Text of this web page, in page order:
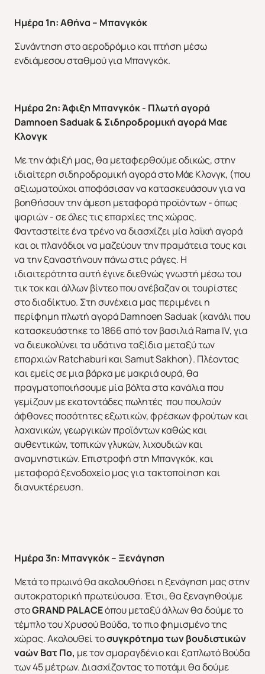
Χριστούγεννα & Πρωτοχρονιά Χειμώνας 2026/2027
Ημέρα 1η: Αθήνα – Μπανγκόκ
Συνάντηση στο αεροδρόμιο και πτήση μέσω
ενδιάμεσου σταθμού για Μπανγκόκ.
Ημέρα 2η: Άφιξη Μπανγκόκ - Πλωτή αγορά
Damnoen Saduak & Σιδηροδρομική αγορά Μαε
Κλονγκ
Με την άφιξή μας, θα μεταφερθούμε οδικώς, στην
ιδιαίτερη σιδηροδρομική αγορά στο Μάε Κλονγκ, (που
αξιωματούχοι αποφάσισαν να κατασκευάσουν για να
βοηθήσουν την άμεση μεταφορά προϊόντων - όπως
ψαριών - σε όλες τις επαρχίες της χώρας.
Φανταστείτε ένα τρένο να διασχίζει μία λαϊκή αγορά
και οι πλανόδιοι να μαζεύουν την πραμάτεια τους και
να την ξαναστήνουν πάνω στις ράγες. Η
ιδιαιτερότητα αυτή έγινε διεθνώς γνωστή μέσω του
τικ τοκ και άλλων βίντεο που ανέβαζαν οι τουρίστες
στο διαδίκτυο. Στη συνέχεια μας περιμένει η
περίφημη πλωτή αγορά Damnoen Saduak (κανάλι που
κατασκευάστηκε το 1866 από τον βασιλιά Rama IV, για
να διευκολύνει τα υδάτινα ταξίδια μεταξύ των
επαρχιών Ratchaburi και Samut Sakhon). Πλέοντας
και εμείς σε μια βάρκα με μακριά ουρά, θα
πραγματοποιήσουμε μία βόλτα στα κανάλια που
γεμίζουν με εκατοντάδες πωλητές που πουλούν
άφθονες ποσότητες εξωτικών, φρέσκων φρούτων και
λαχανικών, γεωργικών προϊόντων καθώς και
αυθεντικών, τοπικών γλυκών, λιχουδιών και
αναμνηστικών. Επιστροφή στη Μπανγκόκ, και
μεταφορά ξενοδοχείο μας για τακτοποίηση και
διανυκτέρευση.
Ημέρα 3η: Μπανγκόκ – Ξενάγηση
Μετά το πρωινό θα ακολουθήσει η ξενάγηση μας στην
αυτοκρατορική πρωτεύουσα. Έτσι, θα ξεναγηθούμε
στοGRAND PALACEόπου μεταξύ άλλων θα δούμε το
τέμπλο του Χρυσού Βούδα, το πιο φημισμένο της
χώρας. Ακολουθεί τοσυγκρότημα των βουδιστικών
ναών Βατ Πο, με τον σμαραγδένιο και ξαπλωτό Βούδα
των 45 μέτρων. Διασχίζοντας το ποτάμι θα δούμε